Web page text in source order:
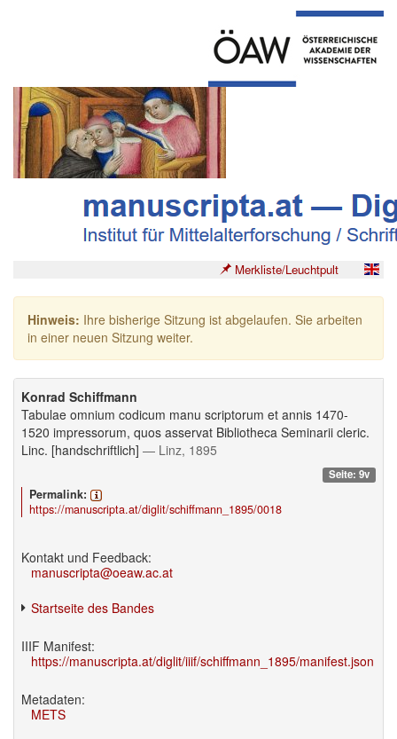
Merkliste/Leuchtpult
Hinweis: Ihre bisherige Sitzung ist abgelaufen. Sie arbeiten
in einer neuen Sitzung weiter.
Konrad Schiffmann
Tabulae omnium codicum manu scriptorum et annis 1470-
1520 impressorum, quos asservat Bibliotheca Seminarii cleric.
Linc. [handschriftlich] — Linz, 1895
Seite: 9v
Permalink:
https://manuscripta.at/diglit/schiffmann_1895/0018
Kontakt und Feedback:
manuscripta@oeaw.ac.at
Startseite des Bandes
IIIF Manifest:
https://manuscripta.at/diglit/iiif/schiffmann_1895/manifest.json
Metadaten:
METS